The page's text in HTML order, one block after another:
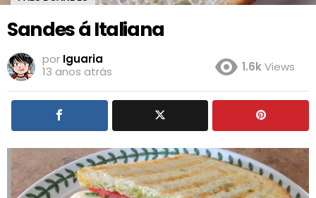
Sandes á Italiana
por Iguaria
13 anos atrás
1.6kViews